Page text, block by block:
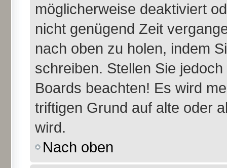
möglicherweise deaktiviert
nicht genügend Zeit
nach oben zu holen, indem
schreiben. Stellen Sie
Boards beachten! Es wird
triftigen Grund auf alte oder
wird.
Nach oben